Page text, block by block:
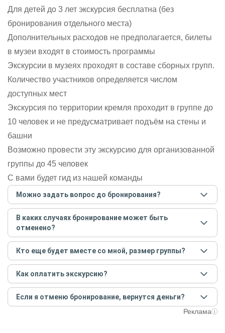
Для детей до 3 лет экскурсия бесплатна (без
бронирования отдельного места)
Дополнительных расходов не предполагается, билеты
в музеи входят в стоимость программы
Экскурсии в музеях проходят в составе сборных групп.
Количество участников определяется числом
доступных мест
Экскурсия по территории кремля проходит в группе до
10 человек и не предусматривает подъём на стены и
башни
Возможно провести эту экскурсию для организованной
группы до 45 человек
С вами будет гид из нашей команды
Можно задать вопрос до бронирования?
Достаточно перейти по ссылке «Задать вопрос» и
написать гиду. Платить при этом не нужно. Сначала
согласуйте с гидом интересующие вас вопросы и после
этого бронируйте экскурсию.Задать вопрос.
В каких случаях бронирование может быть
отменено?
Только в случае неблагоприятных погодных условий,
например, если экскурсия на кораблике, а по прогнозу
погоды аномально-сильный ветер. При этом гид
предупредит вас об отмене, а мы вернем предоплату на
карту. Во всех остальных случаях экскурсия состоится.
Кто еще будет вместе со мной, размер группы?
Если экскурсия индивидуальная, гид проведет встречу
только для вас и вашей компании. Если групповая — на
экскурсии будут другие участники, размер зависит от
условий конкретной экскурсии.
Как оплатить экскурсию?
Создайте заказ на удобную дату и время, и внесите
предоплату как можно скорее, чтобы другие
путешественники не заняли ваше место. После этого
Если я отменю бронирование, вернутся деньги?
При отмене за 48 часов или раньше мы вернем всюРеклама